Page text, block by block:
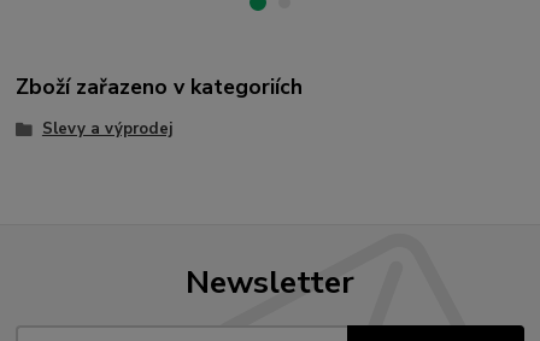
Zboží zařazeno v kategoriích
Slevy a výprodej
Newsletter